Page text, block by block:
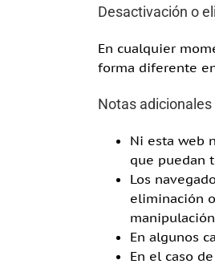
Desactivación o
En cualquier
forma diferente
Notas adicionales
Ni esta web
que puedan
Los
eliminación
En algunos
En el caso